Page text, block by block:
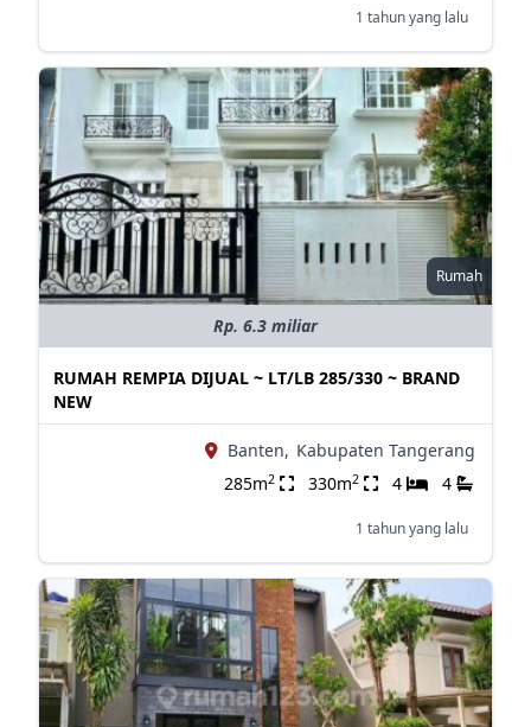
1 tahun yang lalu
Rumah
Rp. 6.3 miliar
RUMAH REMPIA DIJUAL ~ LT/LB 285/330 ~ BRAND
NEW
Banten, Kabupaten Tangerang
285m2 330m2 4 4
1 tahun yang lalu